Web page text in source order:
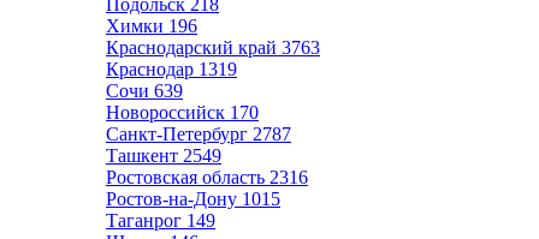
Подольск 218
Химки 196
Краснодарский край 3763
Краснодар 1319
Сочи 639
Новороссийск 170
Санкт-Петербург 2787
Ташкент 2549
Ростовская область 2316
Ростов-на-Дону 1015
Таганрог 149